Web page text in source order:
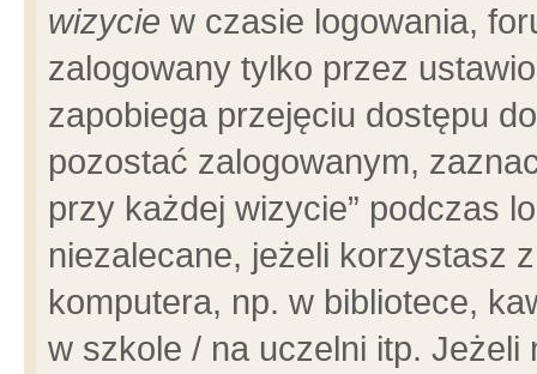
wizycie w czasie logowania,
zalogowany tylko przez
zapobiega przejęciu dostępu
pozostać zalogowanym,
przy każdej wizycie” podczas
niezalecane, jeżeli korzystasz
komputera, np. w bibliotece,
w szkole / na uczelni itp.